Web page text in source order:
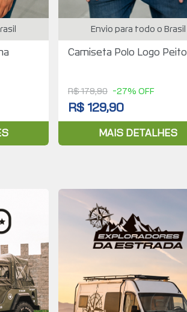
Envio para todo o Brasil
Camiseta Polo Logo Peito
R$ 179,90 -27% OFF
R$ 129,90
MAIS DETALHES